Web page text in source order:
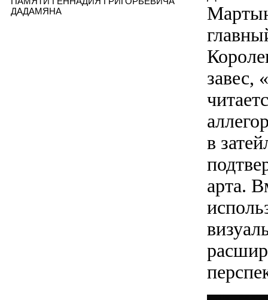
завес,
в
арта.
ДАДАМЯНА